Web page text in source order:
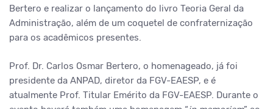
Bertero e realizar o lançamento do livro Teoria Geral da
Administração, além de um coquetel de confraternização
para os acadêmicos presentes.
Prof. Dr. Carlos Osmar Bertero, o homenageado, já foi
presidente da ANPAD, diretor da FGV-EAESP, e é
atualmente Prof. Titular Emérito da FGV-EAESP. Durante o